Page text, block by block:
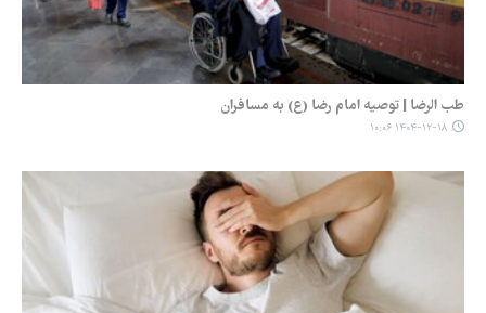
طب الرضا | توصیه امام رضا (ع) به مسافران
۱۴۰۴-۱۲-۱۸ ۱۰:۰۶